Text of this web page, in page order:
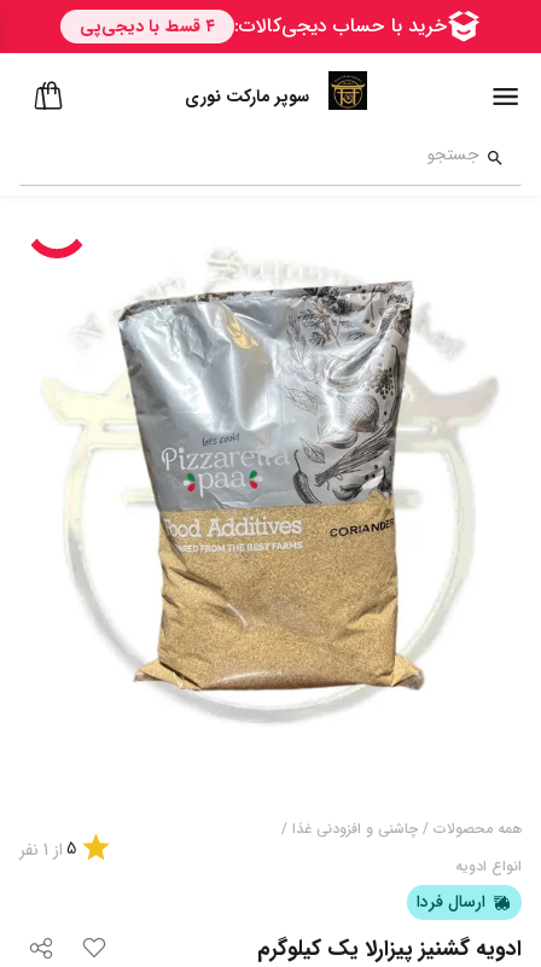
سوپر مارکت نوری
همه محصولات / چاشنی و افزودنی غذا /
انواع ادویه
5از 1نفر
ارسال فردا
ادویه گشنیز پیزارلا یک کیلوگرم